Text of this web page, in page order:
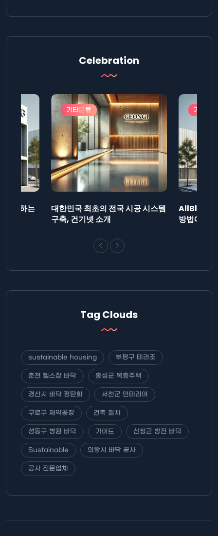
Celebration
제출하는
기타분류
대한민국 최초의 전국 시공 시스템
구축, 건기넷 소개
기타분
AllBlog에
방법에 대
Tag Clouds
sustainable housing 부평구 테라조
춘천 헬스장 바닥 홍성군 복층주택
경산시 바닥 평탄화 서천군 인테리어
구로구 제약공장 건축 절차
성동구 병원 바닥 가이드 산청군 방진 바닥
Sustainable 의왕시 바닥 공사
공사 전문업체